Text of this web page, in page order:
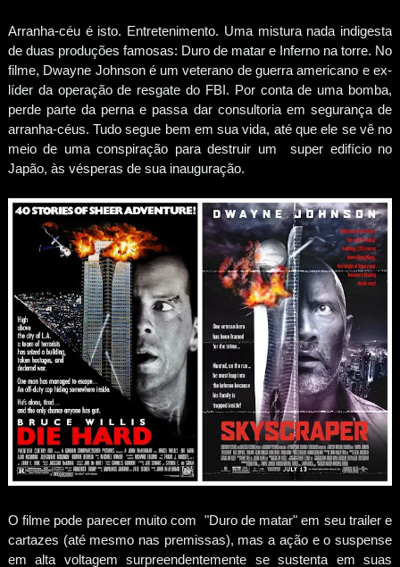
Arranha-céu é isto. Entretenimento. Uma mistura nada indigesta
de duas produções famosas: Duro de matar e Inferno na torre. No
filme, Dwayne Johnson é um veterano de guerra americano e ex-
líder da operação de resgate do FBI. Por conta de uma bomba,
perde parte da perna e passa dar consultoria em segurança de
arranha-céus. Tudo segue bem em sua vida, até que ele se vê no
meio de uma conspiração para destruir um super edifício no
Japão, às vésperas de sua inauguração.
O filme pode parecer muito com "Duro de matar" em seu trailer e
cartazes (até mesmo nas premissas), mas a ação e o suspense
em alta voltagem surpreendentemente se sustenta em suas